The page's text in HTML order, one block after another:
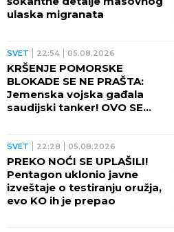
ulaska migranata
SVET 22:54 05.08.2026
KRŠENJE POMORSKE
BLOKADE SE NE PRAŠTA:
Jemenska vojska gađala
saudijski tanker! OVO SE
SVET 22:28 05.08.2026
PREKO NOĆI SE UPLAŠILI!
Pentagon uklonio javne
izveštaje o testiranju oružja,
evo KO ih je prepao